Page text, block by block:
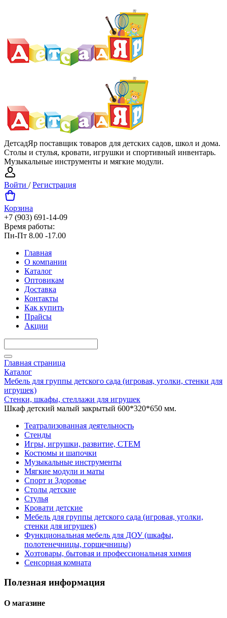
ДетсадЯр поставщик товаров для детских садов, школ и дома.
Столы и стулья, кровати, игрушки и спортивный инвентарь.
Музыкальные инструменты и мягкие модули.
Войти /Регистрация
Корзина
+7 (903) 691-14-09
Время работы:
Пн-Пт 8.00 -17.00
Главная
О компании
Каталог
Оптовикам
Доставка
Контакты
Как купить
Прайсы
Акции
Главная страница
Каталог
Мебель для группы детского сада (игровая, уголки, стенки для
игрушек)
Стенки, шкафы, стеллажи для игрушек
Шкаф детский малый закрытый 600*320*650 мм.
Театрализованная деятельность
Стенды
Игры, игрушки, развитие, СТЕМ
Костюмы и шапочки
Музыкальные инструменты
Мягкие модули и маты
Спорт и Здоровье
Столы детские
Стулья
Кровати детские
Мебель для группы детского сада (игровая, уголки,
стенки для игрушек)
Функциональная мебель для ДОУ (шкафы,
полотенечницы, горшечницы)
Хозтовары, бытовая и профессиональная химия
Сенсорная комната
Полезная информация
О магазине